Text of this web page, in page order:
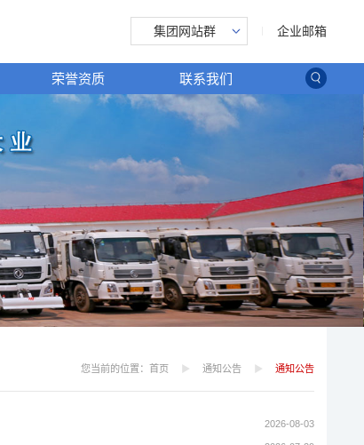
集团网站群 企业邮箱
荣誉资质 联系我们
您当前的位置： 首页 通知公告 通知公告
2026-08-03